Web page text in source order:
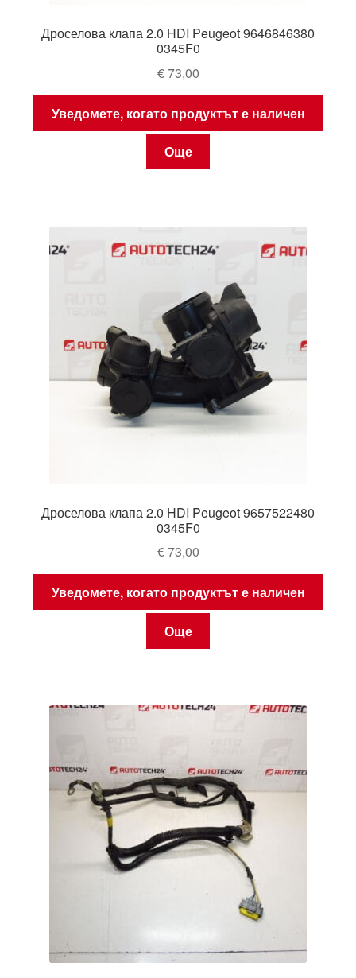
Дроселова клапа 2.0 HDI Peugeot 9646846380
0345F0
€73,00
Уведомете, когато продуктът е наличен
Още
Дроселова клапа 2.0 HDI Peugeot 9657522480
0345F0
€73,00
Уведомете, когато продуктът е наличен
Още